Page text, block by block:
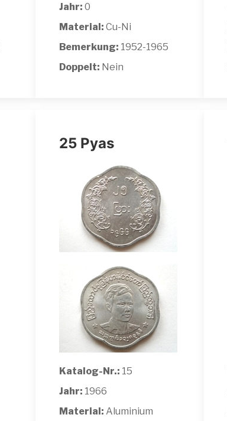
Jahr: 0
Material: Cu-Ni
Bemerkung: 1952-1965
Doppelt: Nein
25 Pyas
Katalog-Nr.: 15
Jahr: 1966
Material: Aluminium